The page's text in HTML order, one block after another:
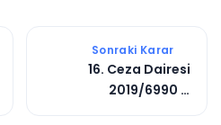
Sonraki Karar
16. Ceza Dairesi
2019/6990 E.